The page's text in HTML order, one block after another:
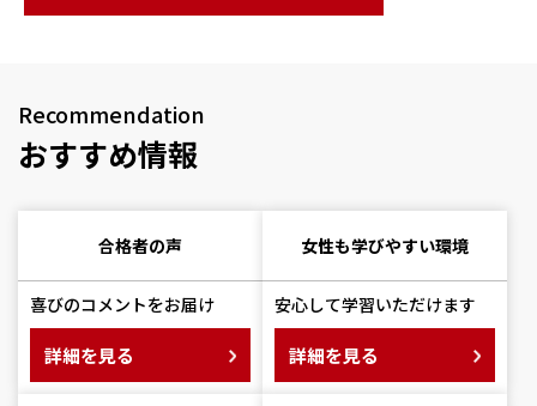
Recommendation
おすすめ情報
合格者の声
喜びのコメントをお届け
詳細を見る
女性も学びやすい環境
安心して学習いただけます
詳細を見る